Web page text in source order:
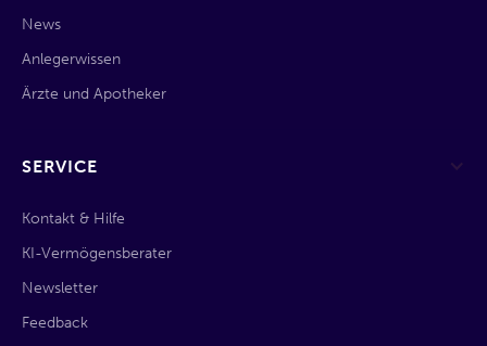
News
Anlegerwissen
Ärzte und Apotheker
SERVICE
Kontakt & Hilfe
KI-Vermögensberater
Newsletter
Feedback